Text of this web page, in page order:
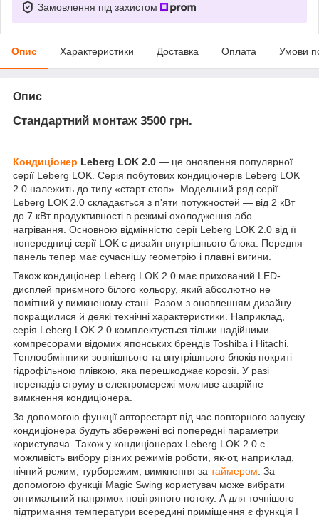
Замовлення під захистом
Опис Характеристики Доставка Оплата Умови
Опис
Стандартний монтаж 3500 грн.
Кондиціонер Leberg LOK 2.0 — це оновлення популярної
серії Leberg LOK. Серія побутових кондиціонерів Leberg LOK
2.0 належить до типу «старт стоп». Модельний ряд серії
Leberg LOK 2.0 складається з п'яти потужностей — від 2 кВт
до 7 кВт продуктивності в режимі охолодження або
нагрівання. Основною відмінністю серії Leberg LOK 2.0 від її
попередниці серії LOK є дизайн внутрішнього блока. Передня
панель тепер має сучаснішу геометрію і плавні вигини.
Також кондиціонер Leberg LOK 2.0 має прихований LED-
дисплей приємного білого кольору, який абсолютно не
помітний у вимкненому стані. Разом з оновленням дизайну
покращилися й деякі технічні характеристики. Наприклад,
серія Leberg LOK 2.0 комплектується тільки надійними
компресорами відомих японських брендів Toshiba і Hitachi.
Теплообмінники зовнішнього та внутрішнього блоків покриті
гідрофільною плівкою, яка перешкоджає корозії. У разі
перепадів струму в електромережі можливе аварійне
вимкнення кондиціонера.
За допомогою функції авторестарт під час повторного запуску
кондиціонера будуть збережені всі попередні параметри
користувача. Також у кондиціонерах Leberg LOK 2.0 є
можливість вибору різних режимів роботи, як-от, наприклад,
нічний режим, турборежим, вимкнення за таймером . За
допомогою функції Magic Swing користувач може вибрати
оптимальний напрямок повітряного потоку. А для точнішого
підтримання температури всередині приміщення є функція I